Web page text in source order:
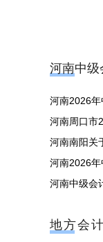
河南中级
河南2026
河南周口市
河南南阳关
河南2026
河南中级会
地方会